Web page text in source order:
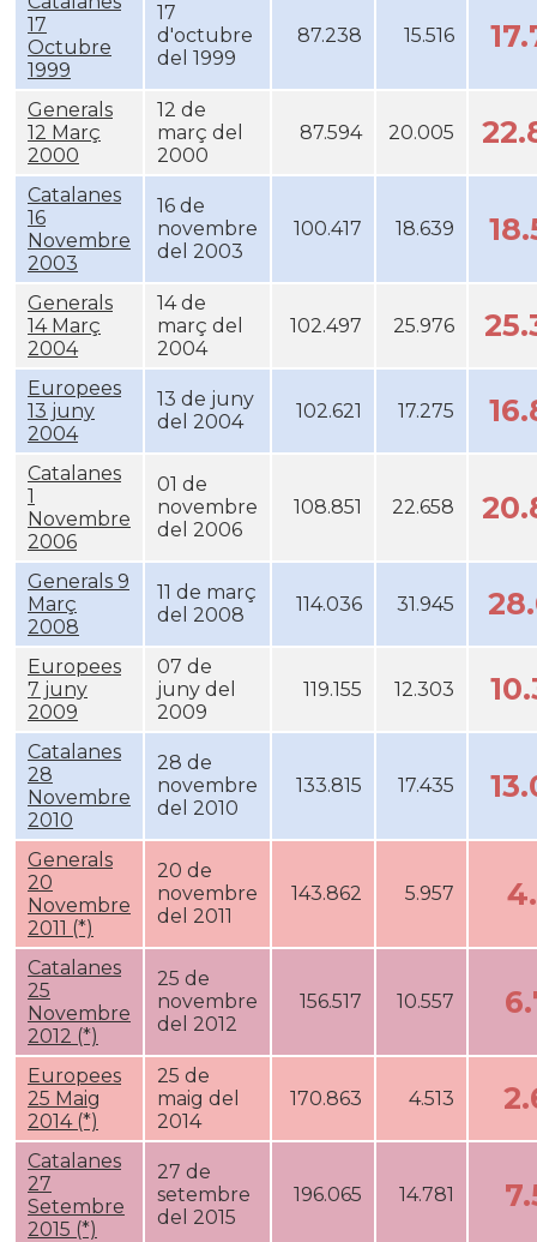
17
Octubre
1999
17
d'octubre
del 1999
87.238 15.516
Generals
12 Març
2000
12 de
març del
2000
87.594 20.005
Catalanes
16
Novembre
2003
16 de
novembre
del 2003
100.417 18.639
Generals
14 Març
2004
14 de
març del
2004
102.497 25.976
Europees
13 juny
2004
13 de juny
del 2004
102.621 17.275
Catalanes
1
Novembre
2006
01 de
novembre
del 2006
108.851 22.658
Generals 9
Març
2008
11 de març
del 2008
114.036 31.945
Europees
7 juny
2009
07 de
juny del
2009
119.155 12.303
Catalanes
28
Novembre
2010
28 de
novembre
del 2010
133.815 17.435
Generals
20
Novembre
2011 (*)
20 de
novembre
del 2011
143.862 5.957
Catalanes
25
Novembre
2012 (*)
25 de
novembre
del 2012
156.517 10.557
Europees
25 Maig
2014 (*)
25 de
maig del
2014
170.863 4.513
Catalanes
27
Setembre
2015 (*)
27 de
setembre
del 2015
196.065 14.781